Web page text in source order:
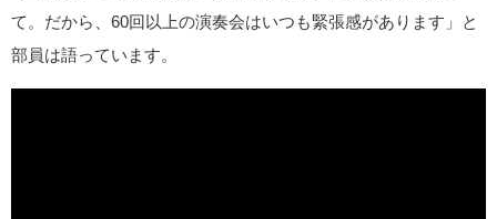
て。だから、60回以上の演奏会はいつも緊張感があります」と
部員は語っています。